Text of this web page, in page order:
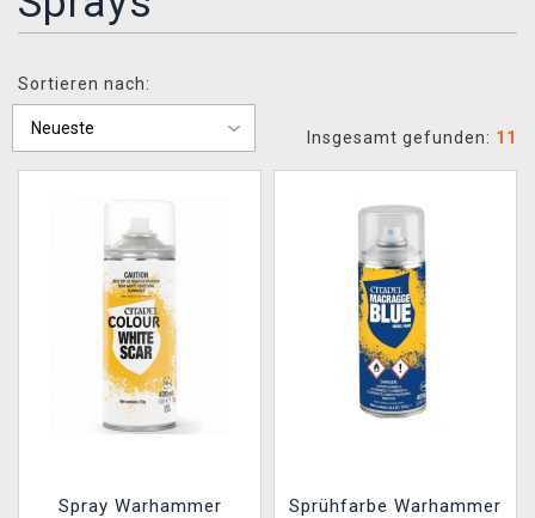
XZONE CLUB
Sortieren nach:
Insgesamt gefunden: 11
Spray Warhammer
Sprühfarbe Warhammer